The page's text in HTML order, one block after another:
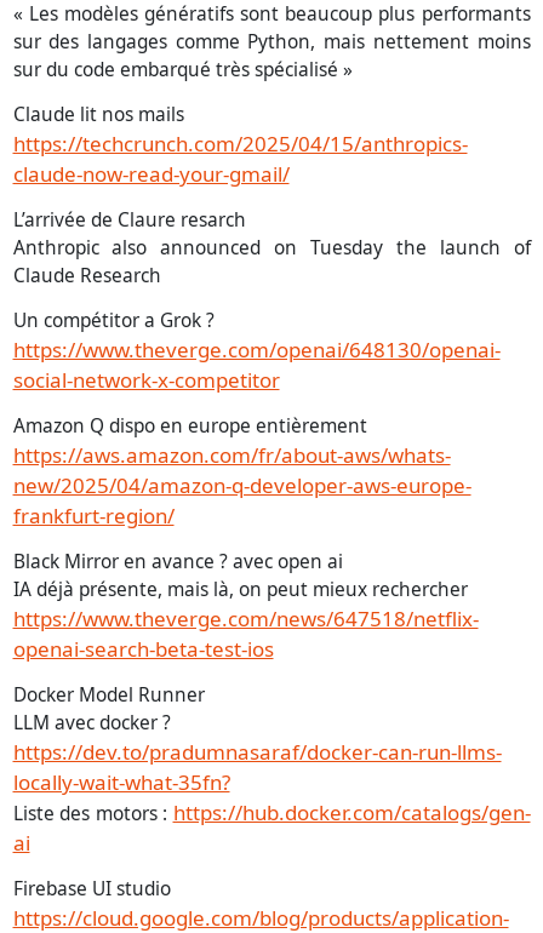
« Les modèles génératifs sont beaucoup plus performants
sur des langages comme Python, mais nettement moins
sur du code embarqué très spécialisé »
Claude lit nos mails
https://techcrunch.com/2025/04/15/anthropics-
claude-now-read-your-gmail/
L’arrivée de Claure resarch
Anthropic also announced on Tuesday the launch of
Claude Research
Un compétitor a Grok ?
https://www.theverge.com/openai/648130/openai-
social-network-x-competitor
Amazon Q dispo en europe entièrement
https://aws.amazon.com/fr/about-aws/whats-
new/2025/04/amazon-q-developer-aws-europe-
frankfurt-region/
Black Mirror en avance ? avec open ai
IA déjà présente, mais là, on peut mieux rechercher
https://www.theverge.com/news/647518/netflix-
openai-search-beta-test-ios
Docker Model Runner
LLM avec docker ?
https://dev.to/pradumnasaraf/docker-can-run-llms-
locally-wait-what-35fn?
Liste des motors : https://hub.docker.com/catalogs/gen-
ai
Firebase UI studio
https://cloud.google.com/blog/products/application-